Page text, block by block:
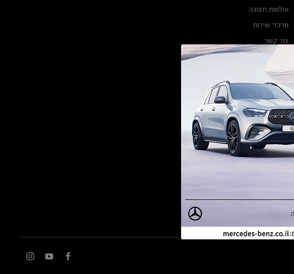
אולמות תצוגה
מרכזי שירות
צור קשר